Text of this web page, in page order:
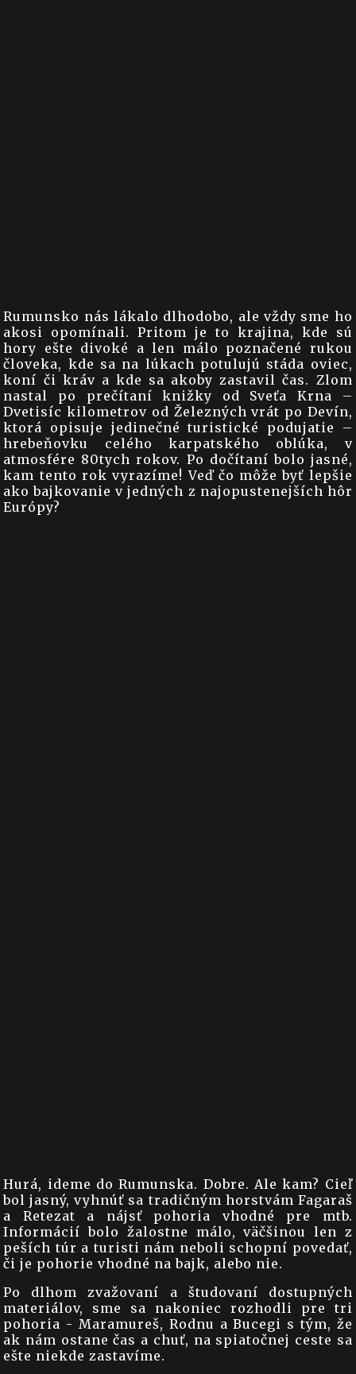
Rumunsko nás lákalo dlhodobo, ale vždy sme ho
akosi opomínali. Pritom je to krajina, kde sú
hory ešte divoké a len málo poznačené rukou
človeka, kde sa na lúkach potulujú stáda oviec,
koní či kráv a kde sa akoby zastavil čas. Zlom
nastal po prečítaní knižky od Sveťa Krna –
Dvetisíc kilometrov od Železných vrát po Devín,
ktorá opisuje jedinečné turistické podujatie –
hrebeňovku celého karpatského oblúka, v
atmosfére 80tych rokov. Po dočítaní bolo jasné,
kam tento rok vyrazíme! Veď čo môže byť lepšie
ako bajkovanie v jedných z najopustenejších hôr
Európy?
Hurá, ideme do Rumunska. Dobre. Ale kam? Cieľ
bol jasný, vyhnúť sa tradičným horstvám Fagaraš
a Retezat a nájsť pohoria vhodné pre mtb.
Informácií bolo žalostne málo, väčšinou len z
peších túr a turisti nám neboli schopní povedať,
či je pohorie vhodné na bajk, alebo nie.
Po dlhom zvažovaní a študovaní dostupných
materiálov, sme sa nakoniec rozhodli pre tri
pohoria - Maramureš, Rodnu a Bucegi s tým, že
ak nám ostane čas a chuť, na spiatočnej ceste sa
ešte niekde zastavíme.